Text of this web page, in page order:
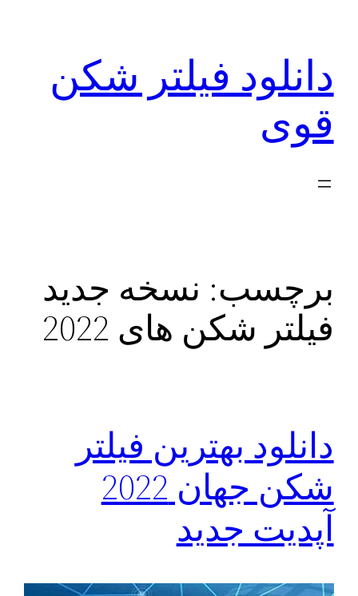
دانلود فیلتر شکن
قوی
برچسب: نسخه جدید
فیلتر شکن های 2022
دانلود بهترین فیلتر
شکن جهان 2022
آپدیت جدید